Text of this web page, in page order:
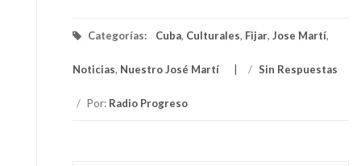
Categorías: Cuba, Culturales, Fijar, Jose Martí,
Noticias, Nuestro José Martí / Sin Respuestas
/ Por: Radio Progreso